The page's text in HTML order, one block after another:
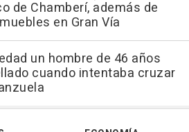
de Chamberí, además de
en Gran Vía
un hombre de 46 años
cuando intentaba cruzar